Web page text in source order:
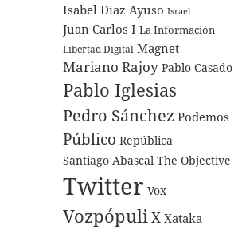
Isabel Díaz Ayuso Israel
Juan Carlos I La Información
Libertad Digital Magnet
Mariano Rajoy Pablo Casado
Pablo Iglesias
Pedro Sánchez Podemos
Público República
Santiago Abascal The Objective
Twitter Vox
Vozpópuli X Xataka